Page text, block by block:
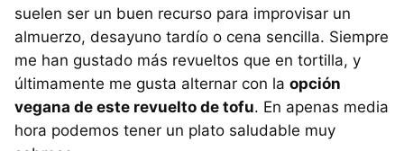
suelen ser un buen recurso para improvisar un
almuerzo, desayuno tardío o cena sencilla. Siempre
me han gustado más revueltos que en tortilla, y
últimamente me gusta alternar con la opción
vegana de este revuelto de tofu. En apenas media
hora podemos tener un plato saludable muy